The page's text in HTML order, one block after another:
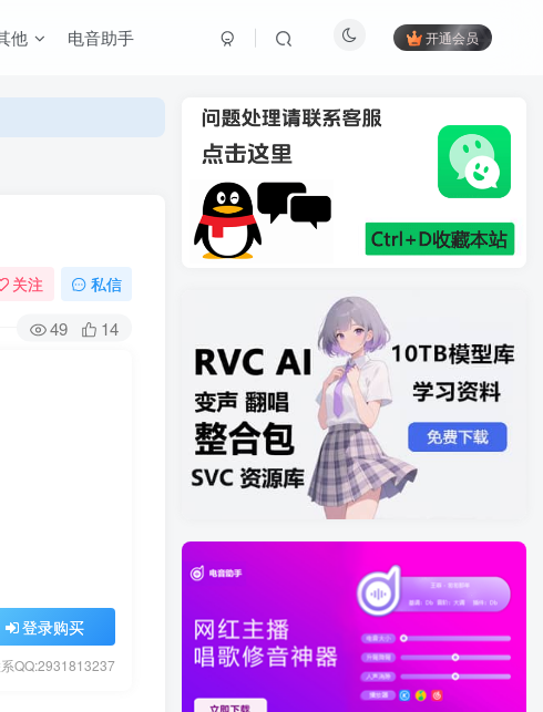
他 电音助手 开通会员
关注 私信
49 14
登录购买
QQ:2931813237